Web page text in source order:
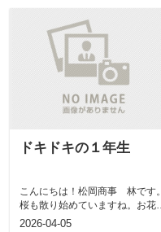
ドキドキの１年生
こんにちは！松岡商事 林です。
桜も散り始めていますね。お花見
は楽しまれましたか？私は営業の
2026-04-05